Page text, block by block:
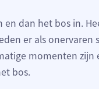
en dan het bos in.
er als
momenten zijn
bos.